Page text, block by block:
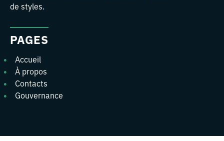
de styles.
PAGES
Accueil
À propos
Contacts
Gouvernance